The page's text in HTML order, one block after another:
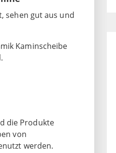
sehen gut aus und
Kaminscheibe
die Produkte
von
werden.